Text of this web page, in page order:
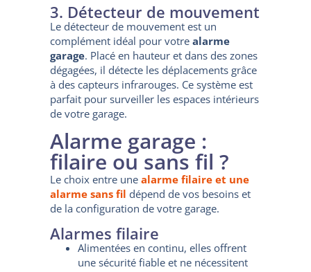
3. Détecteur de mouvement
Le détecteur de mouvement est un
complément idéal pour votrealarme
garage. Placé en hauteur et dans des zones
dégagées, il détecte les déplacements grâce
à des capteurs infrarouges. Ce système est
parfait pour surveiller les espaces intérieurs
de votre garage.
Alarme garage :
filaire ou sans fil ?
Le choix entre unealarme filaire et une
alarme sans fil dépend de vos besoins et
de la configuration de votre garage.
Alarmes filaire
Alimentées en continu, elles offrent
une sécurité fiable et ne nécessitent